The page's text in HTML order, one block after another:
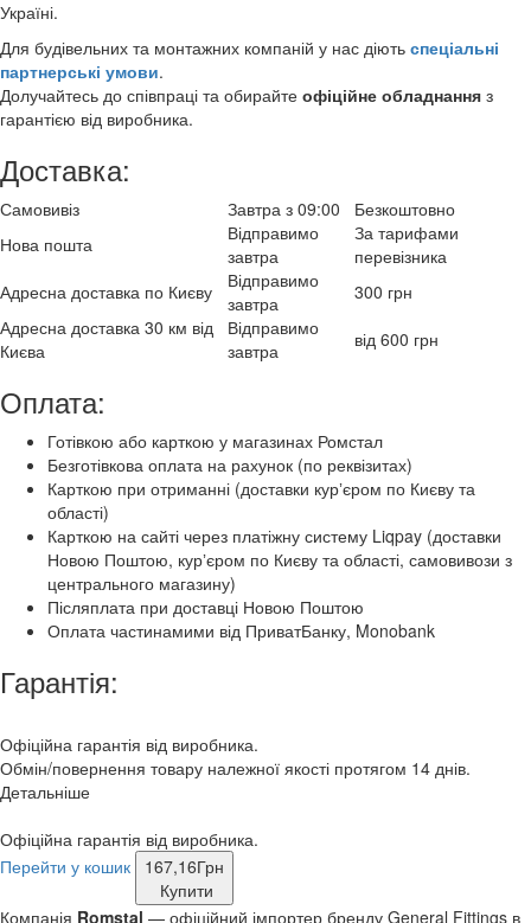
Україні.
Для будівельних та монтажних компаній у нас діють спеціальні
партнерські умови.
Долучайтесь до співпраці та обирайте офіційне обладнання з
гарантією від виробника.
Доставка:
Самовивіз Завтра з 09:00
Безкоштовно
Нова пошта
Відправимо
завтра
За тарифами
перевізника
Адресна доставка по Києву
Відправимо
завтра
300 грн
Адресна доставка 30 км від
Києва
Відправимо
завтра
від 600 грн
Оплата:
Готівкою або карткою у магазинах Ромстал
Безготівкова оплата на рахунок (по реквізитах)
Карткою при отриманні (доставки курʼєром по Києву та
області)
Карткою на сайті через платіжну систему Liqpay (доставки
Новою Поштою, курʼєром по Києву та області, самовивози з
центрального магазину)
Післяплата при доставці Новою Поштою
Оплата частинамими від ПриватБанку, Monobank
Гарантія:
Офіційна гарантія від виробника.
Обмін/повернення товару належної якості протягом 14 днів.
Детальніше
Офіційна гарантія від виробника.
Перейти у кошик
167,16Грн
Купити
Компанія Romstal — офіційний імпортер бренду General Fittings в